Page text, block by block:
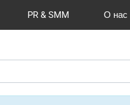
PR & SMM О нас